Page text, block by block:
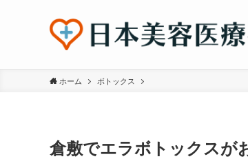
ホーム ボトックス
倉敷でエラボトックスが